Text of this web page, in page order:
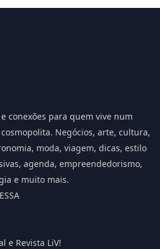
conexões para quem vive num
Negócios, arte, cultura,
moda, viagem, dicas, estilo
agenda, empreendedorismo,
e muito mais.
e Revista LiV!